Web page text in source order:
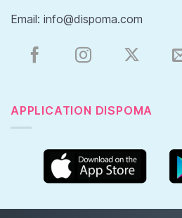
Email: info@dispoma.com
APPLICATION DISPOMA